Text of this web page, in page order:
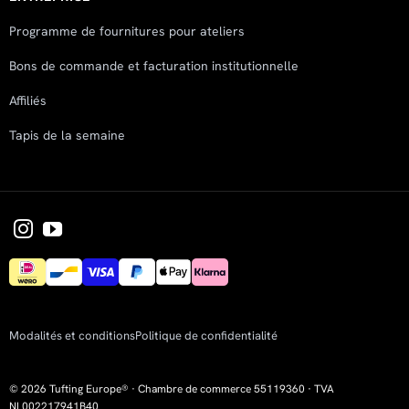
Programme de fournitures pour ateliers
Bons de commande et facturation institutionnelle
Affiliés
Tapis de la semaine
Modalités et conditionsPolitique de confidentialité
© 2026 Tufting Europe® · Chambre de commerce 55119360 · TVA
NL002217941B40